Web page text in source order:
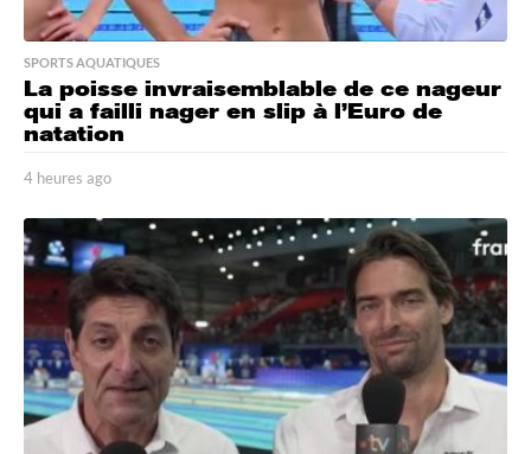
SPORTS AQUATIQUES
La poisse invraisemblable de ce nageur
qui a failli nager en slip à l’Euro de
natation
4 heures ago
e
u
r
e
s
a
g